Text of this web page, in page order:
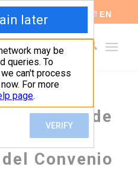
EN
de Salud de
impulsa la
Convenio